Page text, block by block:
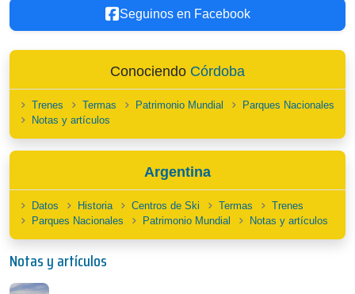
Seguinos en Facebook
Conociendo Córdoba
Trenes Termas Patrimonio Mundial
Parques Nacionales
Notas y artículos
Argentina
Datos Historia Centros de Ski Termas
Trenes
Parques Nacionales
Patrimonio Mundial Notas y artículos
Notas y artículos